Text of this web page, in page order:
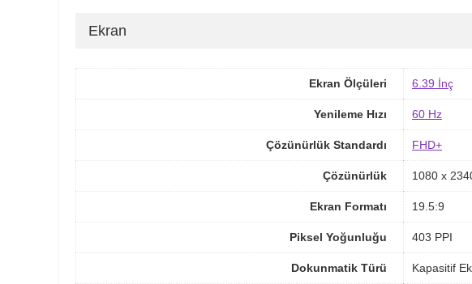
Ekran
Ekran Ölçüleri 6.39 İnç
Yenileme Hızı 60 Hz
Çözünürlük Standardı FHD+
Çözünürlük 1080 x
Ekran Formatı 19.5:9
Piksel Yoğunluğu 403 PPI
Dokunmatik Türü Kapasitif